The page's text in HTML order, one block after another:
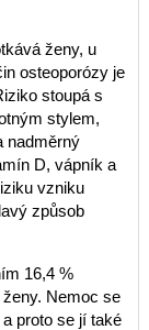
ženy, u
osteoporózy je
stoupá s
stylem,
nadměrný
D, vápník a
vzniku
způsob
16,4 %
Nemoc se
proto se jí také